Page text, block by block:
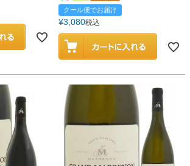
クール便でお届け
¥3,080税込